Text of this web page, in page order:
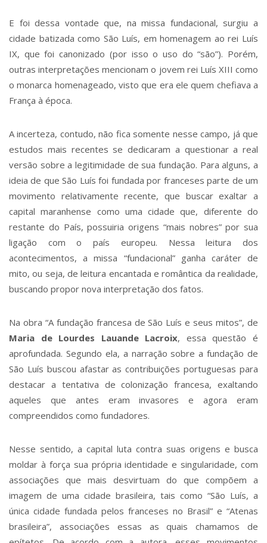
E foi dessa vontade que, na missa fundacional, surgiu a
cidade batizada como São Luís, em homenagem ao rei Luís
IX, que foi canonizado (por isso o uso do “são”). Porém,
outras interpretações mencionam o jovem rei Luís XIII como
o monarca homenageado, visto que era ele quem chefiava a
França à época.
A incerteza, contudo, não fica somente nesse campo, já que
estudos mais recentes se dedicaram a questionar a real
versão sobre a legitimidade de sua fundação. Para alguns, a
ideia de que São Luís foi fundada por franceses parte de um
movimento relativamente recente, que buscar exaltar a
capital maranhense como uma cidade que, diferente do
restante do País, possuiria origens “mais nobres” por sua
ligação com o país europeu. Nessa leitura dos
acontecimentos, a missa “fundacional” ganha caráter de
mito, ou seja, de leitura encantada e romântica da realidade,
buscando propor nova interpretação dos fatos.
Na obra “A fundação francesa de São Luís e seus mitos”, de
Maria de Lourdes Lauande Lacroix, essa questão é
aprofundada. Segundo ela, a narração sobre a fundação de
São Luís buscou afastar as contribuições portuguesas para
destacar a tentativa de colonização francesa, exaltando
aqueles que antes eram invasores e agora eram
compreendidos como fundadores.
Nesse sentido, a capital luta contra suas origens e busca
moldar à força sua própria identidade e singularidade, com
associações que mais desvirtuam do que compõem a
imagem de uma cidade brasileira, tais como “São Luís, a
única cidade fundada pelos franceses no Brasil” e “Atenas
brasileira”, associações essas as quais chamamos de